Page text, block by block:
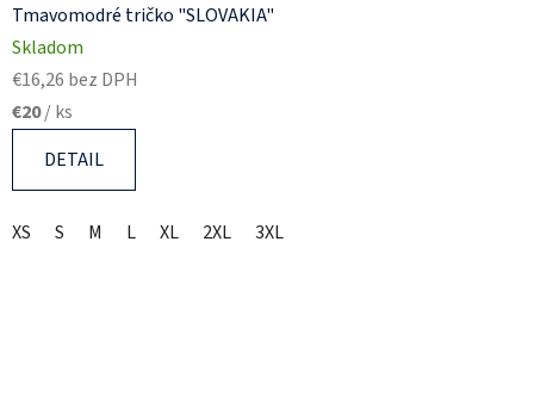
Tmavomodré tričko "SLOVAKIA"
Skladom
€16,26 bez DPH
€20/ ks
DETAIL
XS S M L XL 2XL 3XL